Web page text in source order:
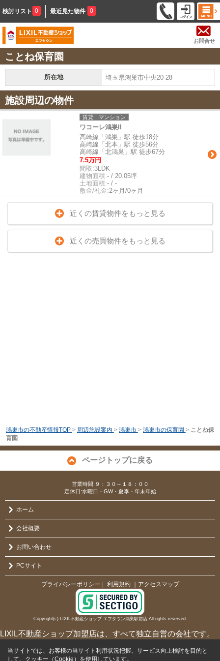
検討リスト 0 最近見た物件 0
お問合せ
ことね保育園
所在地 埼玉県鴻巣市中央20-28
施設周辺の物件
賃貸｜マンション
ワコーレ鴻巣II
高崎線「鴻巣」駅 徒歩18分
高崎線「北本」駅 徒歩56分
高崎線「北鴻巣」駅 徒歩67分
7.5万円
間取:3LDK
建物面積:- / 20.05坪
土地面積:- / -
敷金/礼金:2ヶ月/0ヶ月
近くの賃貸物件をもっと見る
近くの売買物件をもっと見る
鴻巣市の不動産情報TOP > 周辺施設案内 > 鴻巣市 > 鴻巣市の保育園 > ことね保
育園
ページトップに戻る
営業時間:９：３０～１８：００
定休日:水曜日・GW・夏季・年末年始
ホーム
会社概要
お問い合わせ
PCサイト
プライバシーポリシー ｜ 利用規約 ｜アクセスマップ
Copyright(c) LIXIL不動産ショップ エフタウン鴻巣駅前店 All rights reserved.
LIXIL不動産ショップ加盟店は、すべて独立自営の会社です。
当サイトでは、お客様の当サイト利用状況把握、サービス向上検討を目的と
して、クッキー（Cookie）を使用しています。